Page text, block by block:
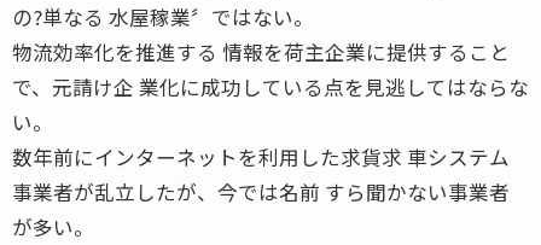
の?単なる 水屋稼業〞ではない。
物流効率化を推進する 情報を荷主企業に提供すること
で、元請け企 業化に成功している点を見逃してはならな
い。
数年前にインターネットを利用した求貨求 車システム
事業者が乱立したが、今では名前 すら聞かない事業者
が多い。